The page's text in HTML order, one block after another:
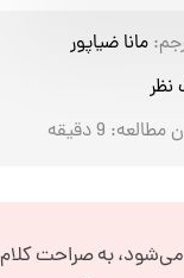
مانا ضیاپور
نظر
مطالعه: 9دقیقه
می‌شود، به صراحت